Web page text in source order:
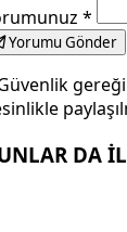
*
Yorumu Gönder
gereği
DA